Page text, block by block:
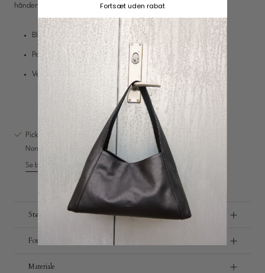
Charms
Opdag
hånden over tid og har et klassisk design.
Blødt læder og let polyesterfoer
Perfekt til efterår og forår
Velegnet som kørehandske eller let hverdagsmodel
Pickup tilgængelig på Vestre Hedevej 18
Normalt klar inden for 4 timer
Se butiksoplysninger
Størrelse
Forsendelse og retur
Materiale
Fortsæt uden rabat